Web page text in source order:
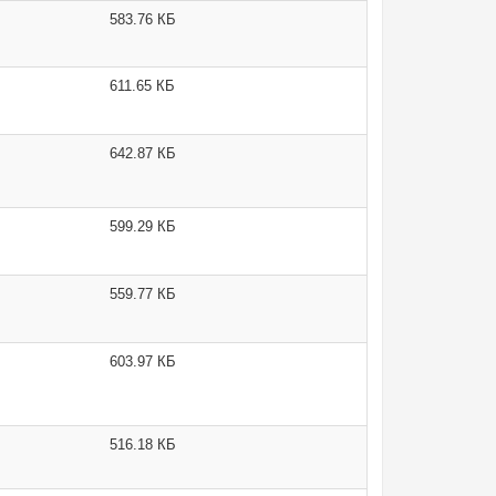
583.76 КБ
611.65 КБ
642.87 КБ
599.29 КБ
559.77 КБ
603.97 КБ
516.18 КБ